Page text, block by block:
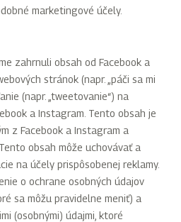
marketingové účely.
zahrnuli obsah od Facebook a
stránok (napr. „páči sa mi
(napr. „tweetovanie“) na
a Instagram. Tento obsah je
z Facebook a Instagram a
obsah môže uchovávať a
na účely prispôsobenej reklamy.
o ochrane osobných údajov
sa môžu pravidelne meniť) a
(osobnými) údajmi, ktoré